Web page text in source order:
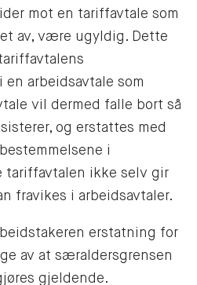
mot en tariffavtale som
av, være ugyldig. Dette
arbeidsavtale som
vil dermed falle bort så
og erstattes med
i
tariffavtalen ikke selv gir
fravikes i arbeidsavtaler.
erstatning for
av at særaldersgrensen
gjeldende.